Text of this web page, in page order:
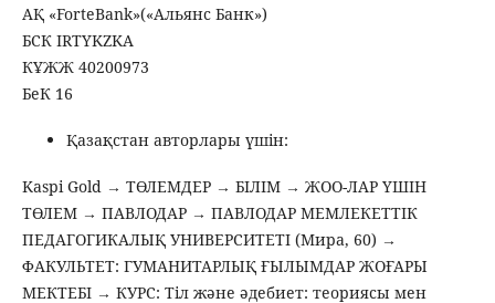
AҚ «ForteBank»(«Альянс Банк»)
БСК IRTYKZKA
КҰЖЖ 40200973
БеК 16
Қазақстан авторлары үшін:
Kaspi Gold → ТӨЛЕМДЕР → БІЛІМ → ЖОО-ЛАР ҮШІН
ТӨЛЕМ → ПАВЛОДАР → ПАВЛОДАР МЕМЛЕКЕТТІК
ПЕДАГОГИКАЛЫҚ УНИВЕРСИТЕТІ (Мира, 60) →
ФАКУЛЬТЕТ: ГУМАНИТАРЛЫҚ ҒЫЛЫМДАР ЖОҒАРЫ
МЕКТЕБІ → КУРС: Тіл және әдебиет: теориясы мен